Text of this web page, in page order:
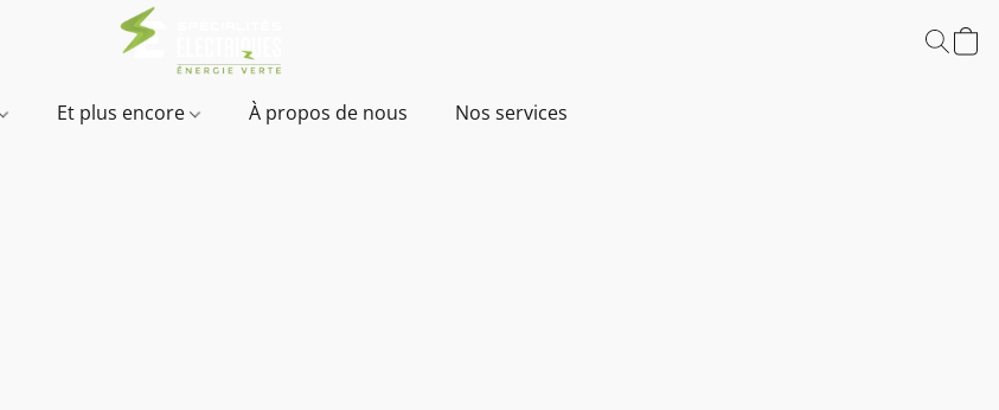
Et plus encore À propos de nous Nos services